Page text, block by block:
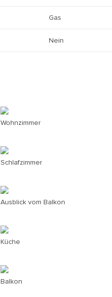
Gas
Nein
Wohnzimmer
Schlafzimmer
Ausblick vom Balkon
Küche
Balkon